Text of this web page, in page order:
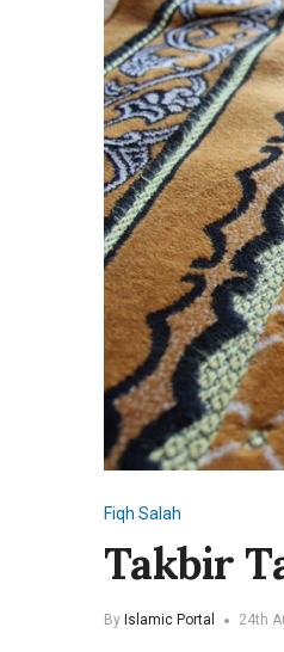
Fiqh Salah
Takbir
By Islamic Portal 24th